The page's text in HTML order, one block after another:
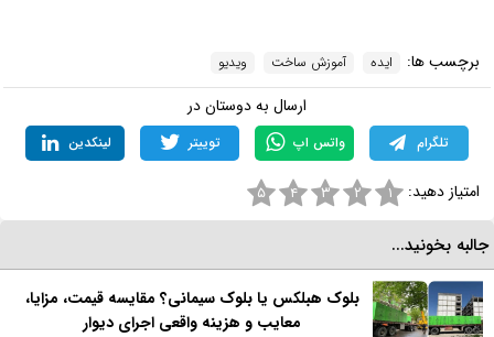
برچسب ها: ایده آموزش ساخت ویدیو
ارسال به دوستان در
تلگرام واتس اپ توییتر لینکدین
امتیاز دهید: ۱ ۲ ۳ ۴ ۵
بخونید...
بلوک هبلکس یا بلوک سیمانی؟ مقایسه قیمت، مزایا،
معایب و هزینه واقعی اجرای دیوار